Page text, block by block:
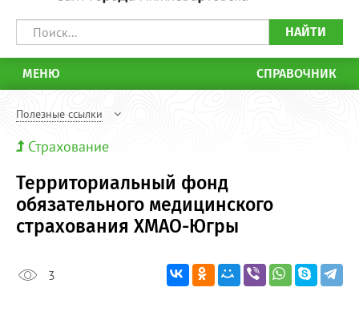
НАЙТИ
МЕНЮ СПРАВОЧНИК
Полезные ссылки
Страхование
Территориальный фонд
обязательного медицинского
страхования ХМАО-Югры
3